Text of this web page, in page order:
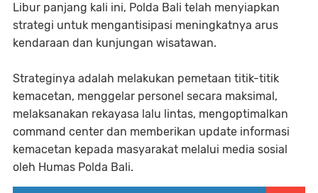
Libur panjang kali ini, Polda Bali telah menyiapkan
strategi untuk mengantisipasi meningkatnya arus
kendaraan dan kunjungan wisatawan.
Strateginya adalah melakukan pemetaan titik-titik
kemacetan, menggelar personel secara maksimal,
melaksanakan rekayasa lalu lintas, mengoptimalkan
command center dan memberikan update informasi
kemacetan kepada masyarakat melalui media sosial
oleh Humas Polda Bali.